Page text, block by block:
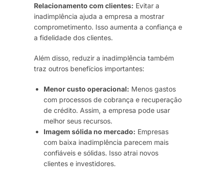
Relacionamento com clientes: Evitar a
inadimplência ajuda a empresa a mostrar
comprometimento. Isso aumenta a confiança e
a fidelidade dos clientes.
Além disso, reduzir a inadimplência também
traz outros benefícios importantes:
Menor custo operacional: Menos gastos
com processos de cobrança e recuperação
de crédito. Assim, a empresa pode usar
melhor seus recursos.
Imagem sólida no mercado: Empresas
com baixa inadimplência parecem mais
confiáveis e sólidas. Isso atrai novos
clientes e investidores.